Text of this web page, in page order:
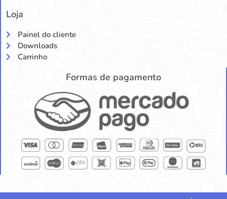
Loja
Painel do cliente
Downloads
Carrinho
Formas de pagamento